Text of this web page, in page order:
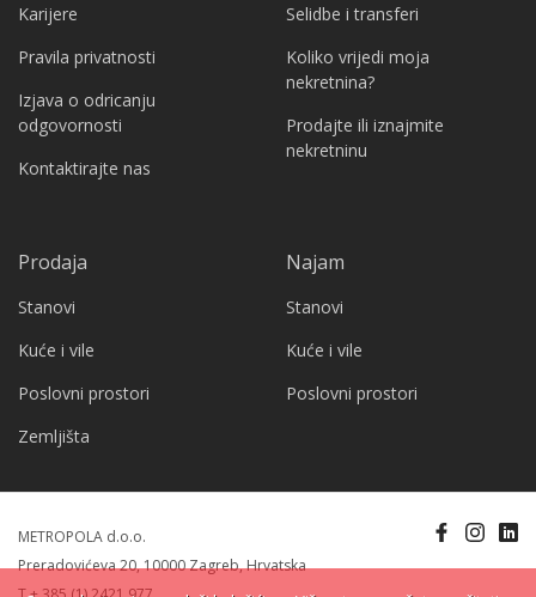
Karijere
Pravila privatnosti
Izjava o odricanju
odgovornosti
Kontaktirajte nas
Selidbe i transferi
Koliko vrijedi moja
nekretnina?
Prodajte ili iznajmite
nekretninu
Prodaja
Stanovi
Kuće i vile
Poslovni prostori
Zemljišta
Najam
Stanovi
Kuće i vile
Poslovni prostori
METROPOLA d.o.o.
Preradovićeva 20, 10000 Zagreb, Hrvatska